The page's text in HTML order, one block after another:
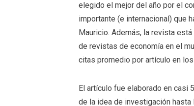
elegido el mejor del año por el
importante (e internacional) que
Mauricio. Además, la revista
de revistas de economía en el
citas promedio por artículo en
El artículo fue elaborado en casi
de la idea de investigación hasta